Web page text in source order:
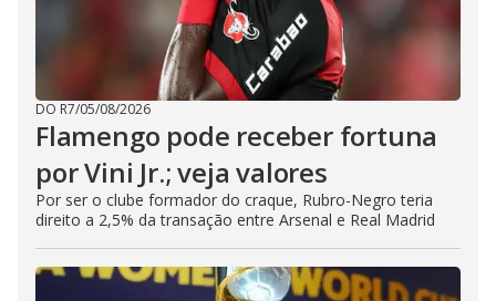
DO R7/05/08/2026
Flamengo pode receber fortuna
por Vini Jr.; veja valores
Por ser o clube formador do craque, Rubro-Negro teria
direito a 2,5% da transação entre Arsenal e Real Madrid